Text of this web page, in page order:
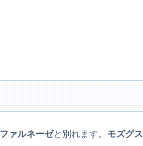
ファルネーゼと別れます。 モズグス